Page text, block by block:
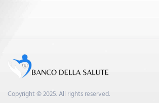
Copyright © 2025. All rights reserved.